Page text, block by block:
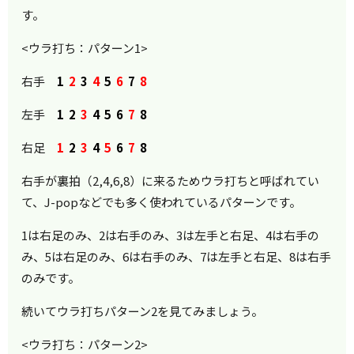
す。
<ウラ打ち：パターン1>
右手 1 2 3 45 6 7 8
左手 1 2 3 4 5 6 7 8
右足 1 23 45 6 7 8
右手が裏拍（2,4,6,8）に来るためウラ打ちと呼ばれてい
て、J-popなどでも多く使われているパターンです。
1は右足のみ、2は右手のみ、3は左手と右足、4は右手の
み、5は右足のみ、6は右手のみ、7は左手と右足、8は右手
のみです。
続いてウラ打ちパターン2を見てみましょう。
<ウラ打ち：パターン2>